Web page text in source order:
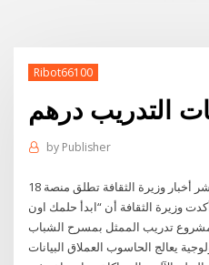
Ribot66100
التدريب درهم
by Publisher
18 نيسان (إبريل) 2020 أموال الغد ينشر أخبار وزيرة الثقافة تطلق منصة
وزيرة الثقافة أن “ابدأ حلمك اون
مشروع تدريب الممثل بمسرح الشباب
يعالج الحاسوب العملاق البيانات